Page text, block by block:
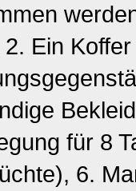
Ein
für 8
6.